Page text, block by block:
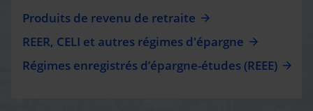
Produits de revenu de retraite
REER, CELI et autres régimes d'épargne
Régimes enregistrés d’épargne-études (REEE)